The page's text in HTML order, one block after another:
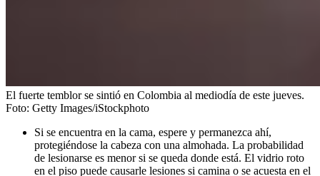
El fuerte temblor se sintió en Colombia al mediodía de este jueves.
Foto: Getty Images/iStockphoto
Si se encuentra en la cama, espere y permanezca ahí,
protegiéndose la cabeza con una almohada. La probabilidad
de lesionarse es menor si se queda donde está. El vidrio roto
en el piso puede causarle lesiones si camina o se acuesta en el